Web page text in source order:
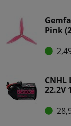
Pink
CNHL
22.2V